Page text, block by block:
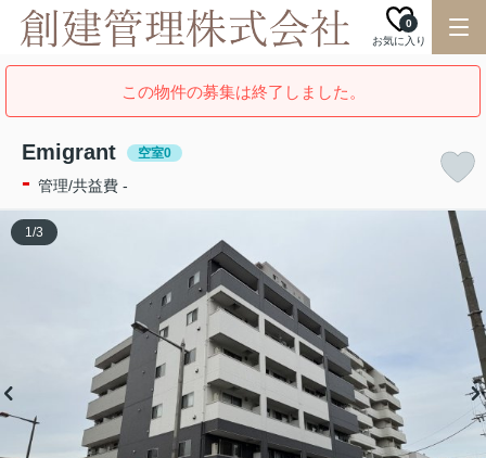
お気に入り
0
この物件の募集は終了しました。
Emigrant 空室0
- 管理/共益費 -
1/3